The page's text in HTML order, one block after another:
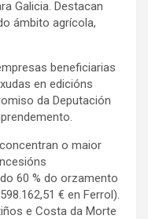
Galicia. Destacan
ámbito agrícola,
beneficiarias
en edicións
da Deputación
o maior
60 % do orzamento
€ en Ferrol).
e Costa da Morte